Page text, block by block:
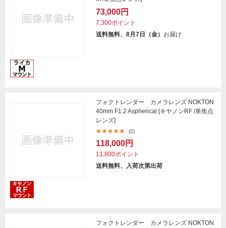
73,000円
7,300ポイント
送料無料、8月7日（金） お届け
フォクトレンダー カメラレンズ NOKTON
40mm F1.2 Aspherical [キヤノンRF /単焦点
レンズ]
(2)
118,000円
11,800ポイント
送料無料、入荷次第出荷
フォクトレンダー カメラレンズ NOKTON